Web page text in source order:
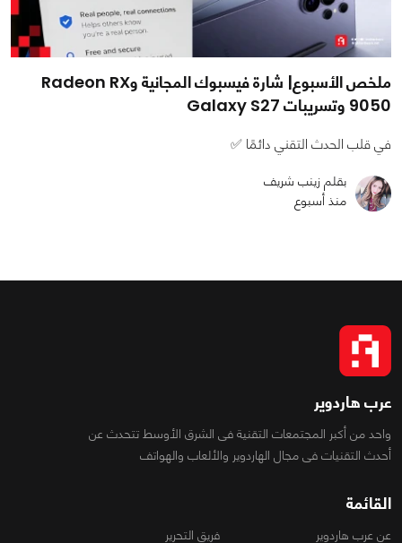
ملخص الأسبوع| شارة فيسبوك المجانية وRadeon RX
9050 وتسريبات Galaxy S27
في قلب الحدث التقني دائمًا ✅
بقلم زينب شريف
منذ أسبوع
عرب هاردوير
واحد من أكبر المجتمعات التقنية فى الشرق الأوسط تتحدث عن
أحدث التقنيات فى مجال الهاردوير والألعاب والهواتف
القائمة
عن عرب هاردوير فريق التحرير